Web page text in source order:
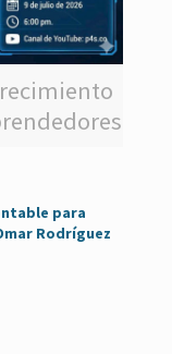
para
Rodríguez